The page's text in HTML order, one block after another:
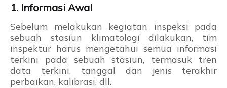
1. Informasi Awal
Sebelum melakukan kegiatan inspeksi pada
sebuah stasiun klimatologi dilakukan, tim
inspektur harus mengetahui semua informasi
terkini pada sebuah stasiun, termasuk tren
data terkini, tanggal dan jenis terakhir
perbaikan, kalibrasi, dll.